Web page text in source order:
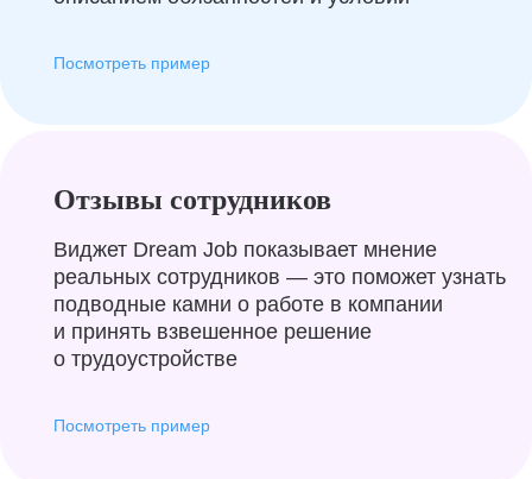
Посмотреть пример
Отзывы сотрудников
Виджет Dream Job показывает мнение
реальных сотрудников — это поможет узнать
подводные камни о работе в компании
и принять взвешенное решение
о трудоустройстве
Посмотреть пример